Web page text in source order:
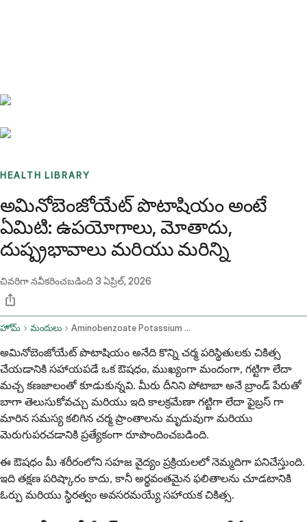
HEALTH LIBRARY
అమినోబెంజోయేట్ పొటాషియం అంటే
ఏమిటి: ఉపయోగాలు, మోతాదు,
దుష్ప్రభావాలు మరియు మరిన్ని
చివరిగా నవీకరించబడింది3 ఏప్రిల్, 2026
హోమ్ మందులు Aminobenzoate Potassium Oral Route
అమినోబెంజోయేట్ పొటాషియం అనేది కొన్ని చర్మ పరిస్థితులకు చికిత్స
చేయడానికి సహాయపడే ఒక ఔషధం, ముఖ్యంగా మందంగా, గట్టిగా లేదా
మచ్చ కణజాలంతో కూడుకున్నవి. మీరు దీనిని పోటాబా అనే బ్రాండ్ పేరుతో
బాగా తెలుసుకోవచ్చు మరియు ఇది కాలక్రమేణా గట్టిగా లేదా ఫైబ్రస్ గా
మారిన సమస్య కలిగిన చర్మ ప్రాంతాలను మృదువుగా మరియు
మెరుగుపరచడానికి ప్రత్యేకంగా రూపొందించబడింది.
ఈ ఔషధం మీ శరీరంలోని సహజ వైద్యం ప్రక్రియలలో నెమ్మదిగా పనిచేస్తుంది.
ఇది తక్షణ పరిష్కారం కాదు, కానీ అర్థవంతమైన ఫలితాలను చూడటానికి
ఓర్పు మరియు స్థిరత్వం అవసరమయ్యే సహాయక చికిత్స.